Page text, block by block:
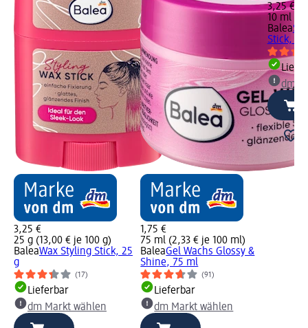
3,25 €
25 g (13,00 € je 100 g)
BaleaWax Styling Stick, 25
g
(17)
Lieferbar
dm Markt wählen
1,75 €
75 ml (2,33 € je 100 ml)
BaleaGel Wachs Glossy &
Shine, 75 ml
(91)
Lieferbar
dm Markt wählen
3,25 €
10 ml
Balea
Stick, 10
dm